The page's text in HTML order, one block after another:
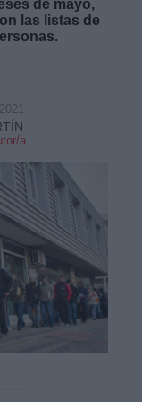
de mayo,
las listas de
a